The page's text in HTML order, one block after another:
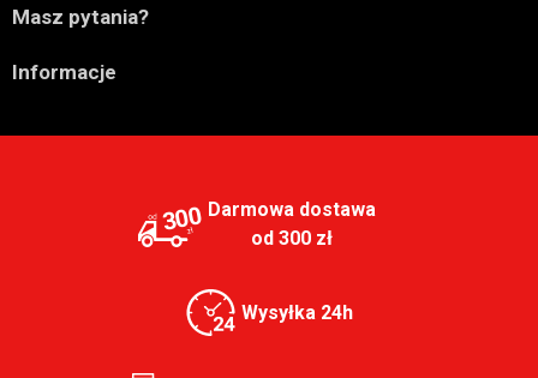
Masz pytania?
Informacje
300 Darmowa dostawa
od 300 zł
Wysyłka 24h